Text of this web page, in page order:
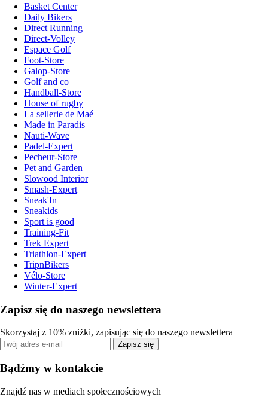
Basket Center
Daily Bikers
Direct Running
Direct-Volley
Espace Golf
Foot-Store
Galop-Store
Golf and co
Handball-Store
House of rugby
La sellerie de Maé
Made in Paradis
Nauti-Wave
Padel-Expert
Pecheur-Store
Pet and Garden
Slowood Interior
Smash-Expert
Sneak'In
Sneakids
Sport is good
Training-Fit
Trek Expert
Triathlon-Expert
TripnBikers
Vélo-Store
Winter-Expert
Zapisz się do naszego newslettera
Skorzystaj z 10% zniżki, zapisując się do naszego newslettera
Zapisz się
Bądźmy w kontakcie
Znajdź nas w mediach społecznościowych